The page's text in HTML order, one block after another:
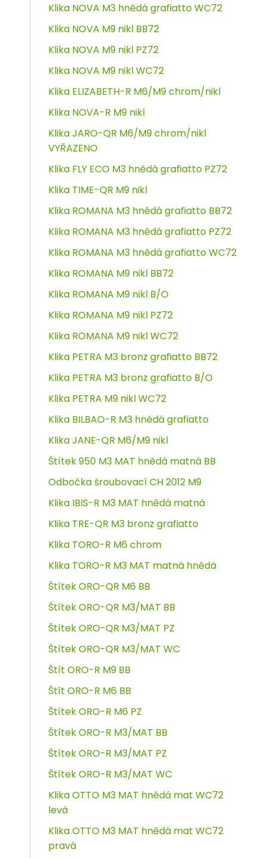
Klika NOVA M3 hnědá grafiatto WC72
Klika NOVA M9 nikl BB72
Klika NOVA M9 nikl PZ72
Klika NOVA M9 nikl WC72
Klika ELIZABETH-R M6/M9 chrom/nikl
Klika NOVA-R M9 nikl
Klika JARO-QR M6/M9 chrom/nikl
VYŘAZENO
Klika FLY ECO M3 hnědá grafiatto PZ72
Klika TIME-QR M9 nikl
Klika ROMANA M3 hnědá grafiatto BB72
Klika ROMANA M3 hnědá grafiatto PZ72
Klika ROMANA M3 hnědá grafiatto WC72
Klika ROMANA M9 nikl BB72
Klika ROMANA M9 nikl B/O
Klika ROMANA M9 nikl PZ72
Klika ROMANA M9 nikl WC72
Klika PETRA M3 bronz grafiatto BB72
Klika PETRA M3 bronz grafiatto B/O
Klika PETRA M9 nikl WC72
Klika BILBAO-R M3 hnědá grafiatto
Klika JANE-QR M6/M9 nikl
Štítek 950 M3 MAT hnědá matná BB
Odbočka šroubovací CH 2012 M9
Klika IBIS-R M3 MAT hnědá matná
Klika TRE-QR M3 bronz grafiatto
Klika TORO-R M6 chrom
Klika TORO-R M3 MAT matná hnědá
Štítek ORO-QR M6 BB
Štítek ORO-QR M3/MAT BB
Štítek ORO-QR M3/MAT PZ
Štítek ORO-QR M3/MAT WC
Štít ORO-R M9 BB
Štít ORO-R M6 BB
Štítek ORO-R M6 PZ
Štítek ORO-R M3/MAT BB
Štítek ORO-R M3/MAT PZ
Štítek ORO-R M3/MAT WC
Klika OTTO M3 MAT hnědá mat WC72
levá
Klika OTTO M3 MAT hnědá mat WC72
pravá